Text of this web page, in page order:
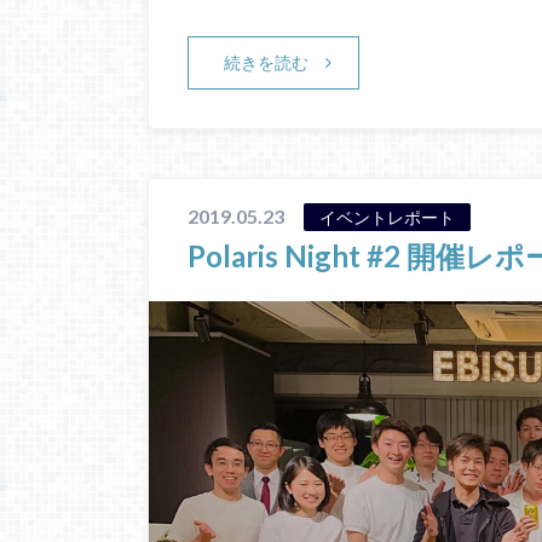
続きを読む
2019.05.23 イベントレポート
Polaris Night #2 開催レポ